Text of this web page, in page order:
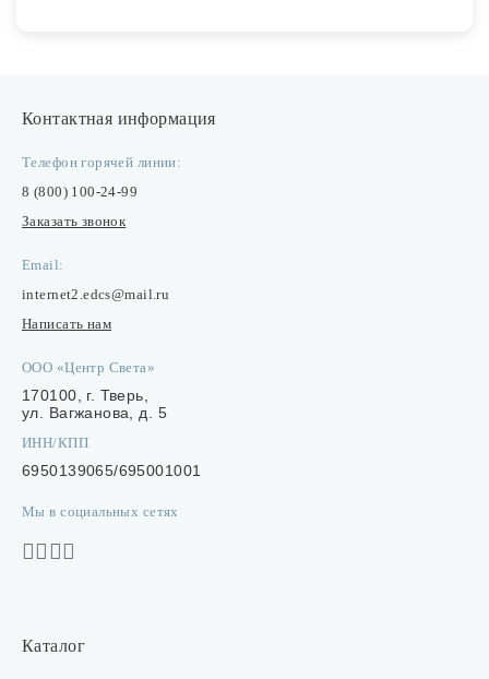
Контактная информация
Телефон горячей линии:
8 (800) 100-24-99
Заказать звонок
Email:
internet2.edcs@mail.ru
Написать нам
ООО «Центр Света»
170100, г. Тверь,
ул. Вагжанова, д. 5
ИНН/КПП
6950139065/695001001
Мы в социальных сетях
Каталог